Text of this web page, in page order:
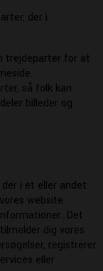
der i
trejdeparter for at
så folk kan
billeder og
i et eller andet
website
Det
dig vores
registrerer
eller